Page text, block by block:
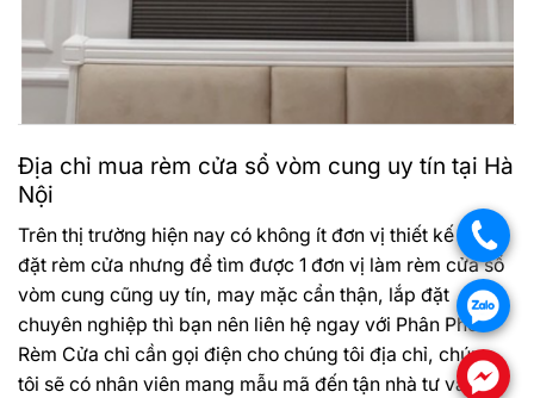
Địa chỉ mua rèm cửa sổ vòm cung uy tín tại Hà
Nội
Trên thị trường hiện nay có không ít đơn vị thiết kế lắp
đặt rèm cửa nhưng để tìm được 1 đơn vị làm rèm cửa sổ
vòm cung cũng uy tín, may mặc cẩn thận, lắp đặt
chuyên nghiệp thì bạn nên liên hệ ngay với Phân Phối
Rèm Cửa chỉ cần gọi điện cho chúng tôi địa chỉ, chúng
tôi sẽ có nhân viên mang mẫu mã đến tận nhà tư vấn đo
.
.
.